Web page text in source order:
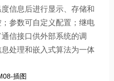
信息后进行显示、存储和
参数可自定义配置；继电
信接口供外部系统的调
处理和嵌入式算法为一体